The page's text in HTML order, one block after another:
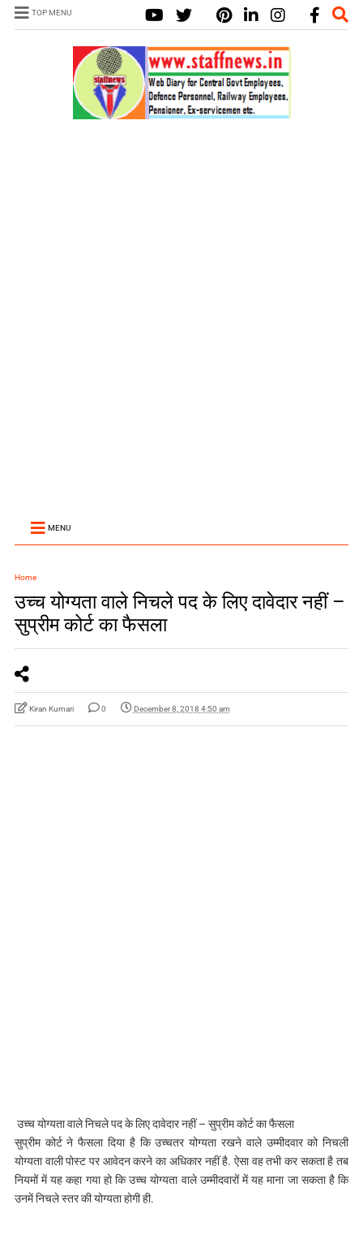
TOP MENU
MENU
Home
उच्च योग्यता वाले निचले पद के लिए दावेदार नहीं –
सुप्रीम कोर्ट का फैसला
Kiran Kumari 0 December 8, 2018 4:50 am
उच्च योग्यता वाले निचले पद के लिए दावेदार नहीं – सुप्रीम कोर्ट का फैसला
सुप्रीम कोर्ट ने फैसला दिया है कि उच्चतर योग्यता रखने वाले उम्मीदवार को निचली
योग्यता वाली पोस्ट पर आवेदन करने का अधिकार नहीं है. ऐसा वह तभी कर सकता है तब
नियमों में यह कहा गया हो कि उच्च योग्यता वाले उम्मीदवारों में यह माना जा सकता है कि
उनमें निचले स्तर की योग्यता होगी ही.